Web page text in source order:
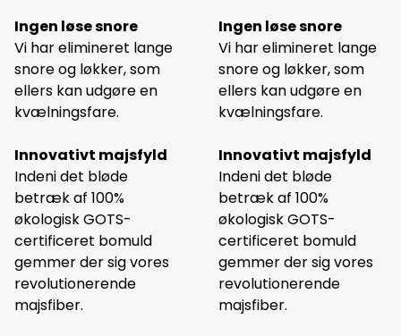
Ingen løse snore
Vi har elimineret lange
snore og løkker, som
ellers kan udgøre en
kvælningsfare.
Innovativt majsfyld
Indeni det bløde
betræk af 100%
økologisk GOTS-
certificeret bomuld
gemmer der sig vores
revolutionerende
majsfiber.
Ingen løse snore
Vi har elimineret lange
snore og løkker, som
ellers kan udgøre en
kvælningsfare.
Innovativt majsfyld
Indeni det bløde
betræk af 100%
økologisk GOTS-
certificeret bomuld
gemmer der sig vores
revolutionerende
majsfiber.